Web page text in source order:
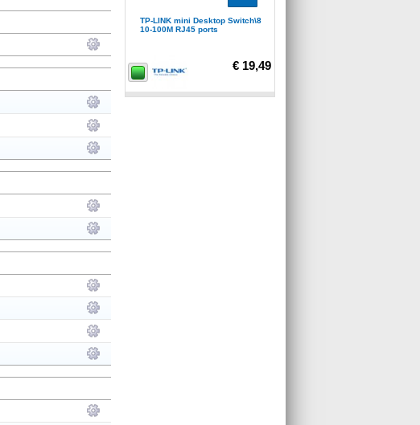
TP-LINK mini Desktop Switch\8
10-100M RJ45 ports
€ 19,49